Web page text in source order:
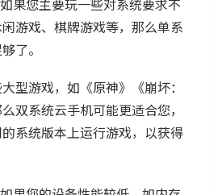
果您主要玩一些对系统要求不
游戏、棋牌游戏等，那么单系
了。
型游戏，如《原神》《崩坏：
双系统云手机可能更适合您，
系统版本上运行游戏，以获得